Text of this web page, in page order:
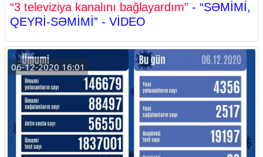
“3 televiziya kanalını bağlayardım” - “SƏMİMİ,
QEYRİ-SƏMİMİ” - VİDEO
06-12-2020 16:01